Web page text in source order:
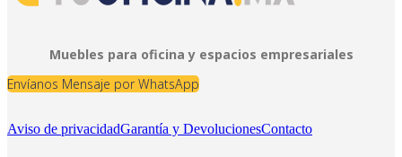
Muebles para oficina y espacios empresariales
Envíanos Mensaje por WhatsApp
Aviso de privacidadGarantía y DevolucionesContacto